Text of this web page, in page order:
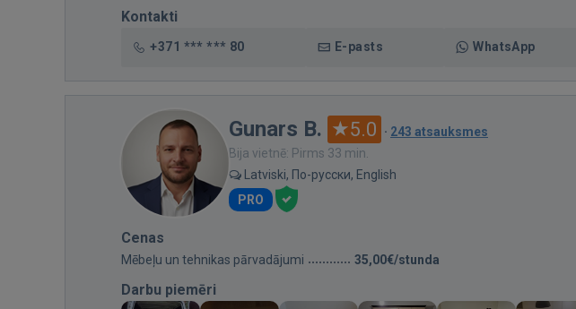
Kontakti
+371 *** *** 80 E-pasts WhatsApp
Gunars B. 5.0 · 243 atsauksmes
Bija vietnē: Pirms 33 min.
Latviski, По-русски, English
PRO
Cenas
Mēbeļu un tehnikas pārvadājumi 35,00€/stunda
Darbu piemēri